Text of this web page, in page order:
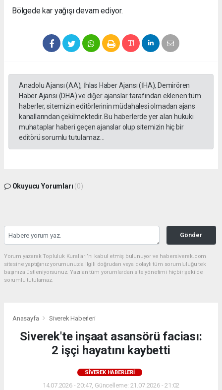
Bölgede kar yağışı devam ediyor.
Anadolu Ajansı (AA), İhlas Haber Ajansı (İHA), Demirören
Haber Ajansı (DHA) ve diğer ajanslar tarafından eklenen tüm
haberler, sitemizin editörlerinin müdahalesi olmadan ajans
kanallarından çekilmektedir. Bu haberlerde yer alan hukuki
muhataplar haberi geçen ajanslar olup sitemizin hiç bir
editörü sorumlu tutulamaz...
Okuyucu Yorumları (0)
Gönder
Yorum yazarak Topluluk Kuralları’nı kabul etmiş bulunuyor ve habersiverek.com
sitesine yaptığınız yorumunuzla ilgili doğrudan veya dolaylı tüm sorumluluğu tek
başınıza üstleniyorsunuz. Yazılan tüm yorumlardan site yönetimi hiçbir şekilde
sorumlu tutulamaz.
Anasayfa Siverek Haberleri
Siverek'te inşaat asansörü faciası:
2 işçi hayatını kaybetti
SIVEREK HABERLERI
14.07.2026 - 20:47, Güncelleme: 21.07.2026 - 21:02